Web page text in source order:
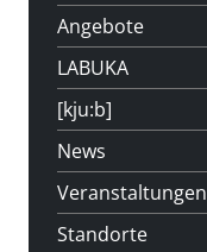
Angebote
LABUKA
[kju:b]
News
Veranstaltungen
Standorte